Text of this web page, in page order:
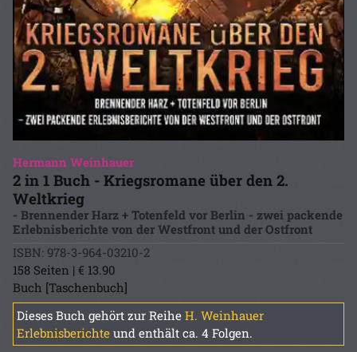
Hermann Weinhauer
2 in 1 Buch - Kriegsromane über den 2.
Weltkrieg
- Brennender Harz + Totenfeld vor Berlin - zwei packende
Erlebnisberichte von der Westfront und der Ostfront
ISBN: 978-3-964-03210-2
158 Seiten | € 13.90
Buch [Taschenbuch]
Dieses Buch gehört zur Reihe H. Weinhauer
Erlebnisberichte und enthält ca. 4 Folgen.